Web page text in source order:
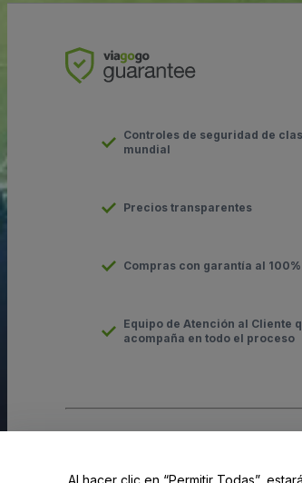
Controles de seguridad de
mundial
Precios transparentes
Compras con garantía al 100%
Equipo de Atención al Cliente
acompaña en todo el proceso
Al hacer clic en “Permitir Todas”,